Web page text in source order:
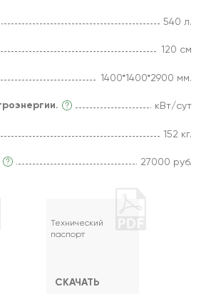
540 л.
120 см
1400*1400*2900 мм.
кВт/сут
152 кг.
27000 руб.
Технический
паспорт
СКАЧАТЬ